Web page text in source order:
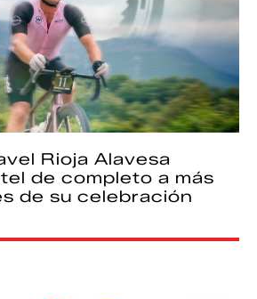
Rioja Alavesa
de completo a más
de su celebración